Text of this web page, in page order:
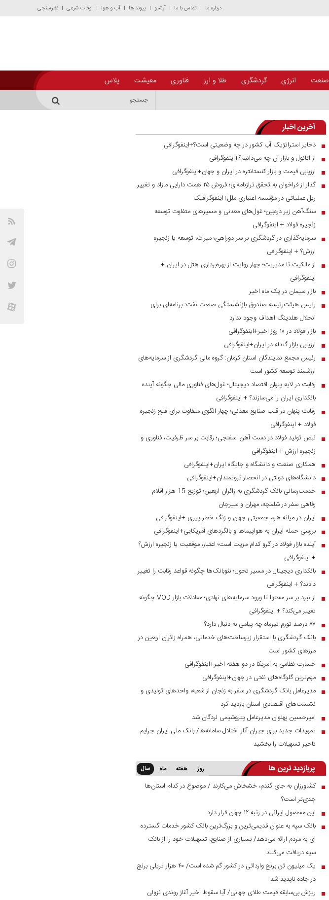
درباره ما تماس با ما آرشیو پیوند ها آب و هوا اوقات شرعی نظرسنجی
صنعت انرژی گردشگری طلا و ارز فناوری معیشت پلاس
آخرین اخبار
■ ذخایر استراتژیک آب کشور در چه وضعیتی است؟+اینفوگرافی
■ از اتانول و بازار آن چه می‌دانیم؟+اینفوگرافی
■ ارزیابی قیمت و بازار کنستانتره در ایران و جهان+اینفوگرافی
■
گذار از فراخوان به تحقق ترازنامه‌ای؛ فروش ۲۵ همت دارایی مازاد و تغییر
ریل عملیاتی در مؤسسه اعتباری ملل+اینفوگرافیک
■ سنگ‌آهن زیر ذره‌بین؛ غول‌های معدنی و مسیر‌های متفاوت توسعه
زنجیره فولاد + اینفوگرافی
■ سرمایه‌گذاری در گردشگری بر سر دوراهی؛ میراث، توسعه یا زنجیره
ارزش؟ + اینفوگرافی
■
از مالکیت تا مدیریت؛ چهار روایت از بهره‌برداری هتل در ایران +
اینفوگرافی
■ بازار سیمان در یک ماه اخیر
■
رئیس هیئت‌رئیسه صندوق بازنشستگی صنعت نفت: برنامه‌ای برای
انحلال هلدینگ اهداف وجود ندارد
■ بازار فولاد در ۱۰ روز اخیر+اینفوگرافی
■ ارزیابی بازار گندله در ایران+اینفوگرافی
■
رئیس مجمع نمایندگان استان کرمان: گروه مالی گردشگری از سرمایه‌های
ارزشمند توسعه کشور است
■
رقابت در لایه پنهان اقتصاد دیجیتال؛ غول‌های فناوری مالی چگونه آینده
بانکداری ایران را می‌سازند؟ + اینفوگرافی
■
رقابت پنهان در قلب صنایع معدنی؛ چهار الگوی متفاوت برای فتح زنجیره
فولاد + اینفوگرافی
■
نبض تولید فولاد در دست آهن اسفنجی؛ رقابت بر سر ظرفیت، فناوری و
زنجیره ارزش + اینفوگرافی
■ همکاری صنعت و دانشگاه و جایگاه ایران+اینفوگرافی
■ دانشگاه‌های دولتی در انحصار ثروتمندان+اینفوگرافی
■
خدمت‌رسانی بانک گردشگری به زائران اربعین؛ توزیع 15 هزار اقلام
رفاهی سفر در شلمچه، مهران و سیرجان
■ ایران در میانه هرم جمعیتی جهان و زنگ خطر پیری +اینفوگرافی
■ بررسی حمله ایران به هواپیماها و بالگردهای آمریکایی+اینفوگرافی
■ آینده بازار فولاد در گرو کدام مزیت است؛ اعتبار، موقعیت یا زنجیره ارزش؟
+ اینفوگرافی
■ بانکداری دیجیتال در مسیر تحول؛ نئوبانک‌ها چگونه قواعد رقابت را تغییر
دادند؟ + اینفوگرافی
■
از نبرد بر سر محتوا تا ورود سرمایه‌های نهادی؛ معادلات بازار VOD چگونه
تغییر می‌کند؟ + اینفوگرافی
■ ۸۷ درصد تورم تیرماه چه پیامی به دنبال دارد؟
■ بانک گردشگری با استقرار زیرساخت‌های خدماتی، همراه زائران اربعین در
مرز‌های کشور است
■ خسارت نظامی به آمریکا در دو هفته اخیر+اینفوگرافی
■ مهم‌ترین گلوگاه‌های نفتی در جهان+اینفوگرافی
■ مدیرعامل بانک گردشگری در سفر به زنجان از شعبه، واحدهای تولیدی و
نشست‌های اقتصادی استان بازدید کرد
■ امیرحسین پهلوان مدیرعامل پتروشیمی لردگان شد
■
تمهیدات جدید برای جبران آثار اختلال سامانه‌ها/ بانک ملی ایران جرایم
تأخیر تسهیلات را بخشید
پربازدید ترین ها روز هفته ماه سال
■ کشاورزان به جای گندم، خشخاش می‌کارند / موضوع در کدام استان‌ها
جدی‌تر است؟
■ این محصول ایرانی در رتبه ۱۲ جهان قرار دارد
■ بانک سپه به عنوان قدیمی‌ترین و بزرگ‌ترین بانک کشور خدمات گسترده
ای به مردم ارائه می‌دهد/ بسیاری از صنایع، تسهیلات خود را از بانک
سپه دریافت می‌کنند
■
یک میلیون تن برنج وارداتی در کشور گم شده است/ ۴۰ هزار تریلی برنج
در جاده ناپدید شد
■
ریزش بی‌سابقه قیمت طلای جهانی/ آیا سقوط اخیر آغاز روندی نزولی